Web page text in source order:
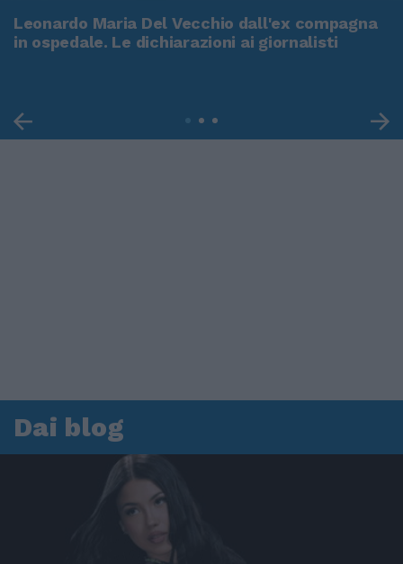
Leonardo Maria Del Vecchio dall'ex compagna
in ospedale. Le dichiarazioni ai giornalisti
Dai blog